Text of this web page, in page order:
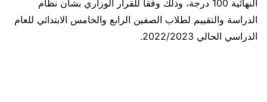
النهائية 100 درجة، وذلك وفقاً للقرار الوزاري بشأن نظام
الدراسة والتقييم لطلاب الصفين الرابع والخامس الابتدائي للعام
الدراسي الحالي 2022/2023.